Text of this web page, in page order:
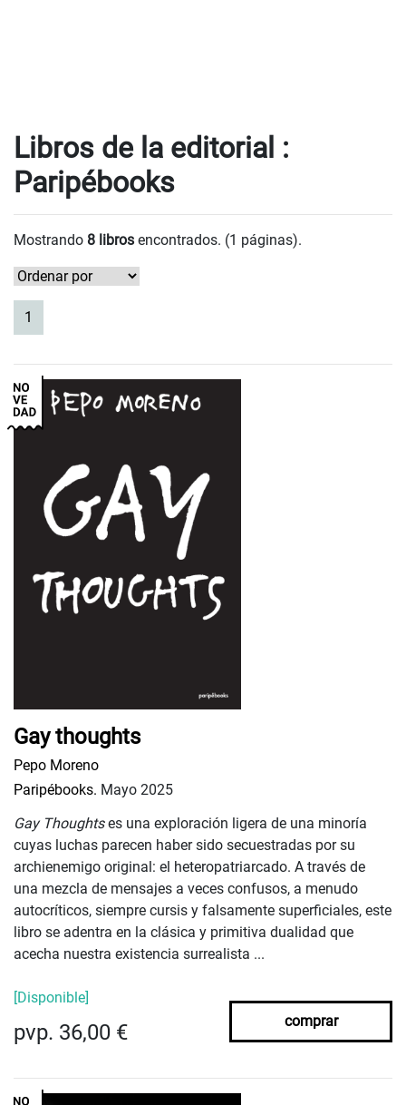
Libros de la editorial :
Paripébooks
Mostrando 8 libros encontrados. (1 páginas).
1
Gay thoughts
Pepo Moreno
Paripébooks. Mayo 2025
Gay Thoughtses una exploración ligera de una minoría
cuyas luchas parecen haber sido secuestradas por su
archienemigo original: el heteropatriarcado. A través de
una mezcla de mensajes a veces confusos, a menudo
autocríticos, siempre cursis y falsamente superficiales, este
libro se adentra en la clásica y primitiva dualidad que
acecha nuestra existencia surrealista ...
[Disponible]
pvp. 36,00 € comprar